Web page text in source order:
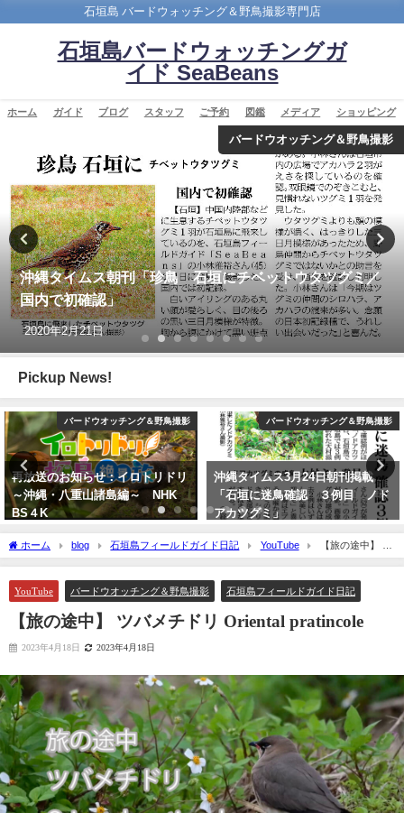
石垣島 バードウォッチング＆野鳥撮影専門店
石垣島バードウォッチングガ
イド SeaBeans
ホーム ガイド ブログ スタッフ ご予約 図鑑 メディア ショッピング
バードウオッチング＆野鳥撮影
沖縄タイムス朝刊「珍鳥 石垣にチベットウタツグミ／
国内で初確認」
2020年2月21日
Pickup News!
バードウオッチング＆野鳥撮影
再放送のお知らせ：イロトリドリ
～沖縄・八重山諸島編～ NHK
BS４K
バードウオッチング＆野鳥撮影
沖縄タイムス3月24日朝刊掲載
「石垣に迷鳥確認 ３例目 ノド
アカツグミ」
ホーム blog 石垣島フィールドガイド日記 YouTube
【旅の途中】 ツ
バメチドリ Oriental pratincole
YouTube バードウオッチング＆野鳥撮影 石垣島フィールドガイド日記
【旅の途中】 ツバメチドリ Oriental pratincole
2023年4月18日 2023年4月18日